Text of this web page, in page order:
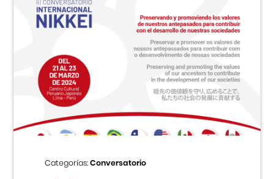
Categorías:Conversatorio